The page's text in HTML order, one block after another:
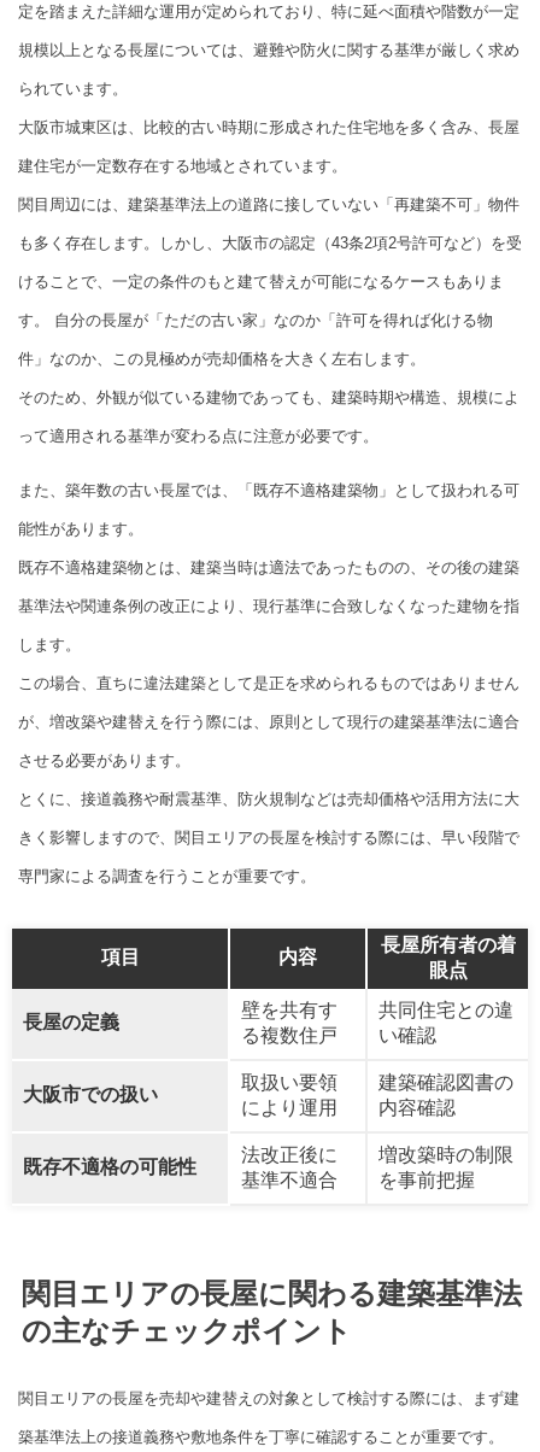
定を踏まえた詳細な運用が定められており、特に延べ面積や階数が一定
規模以上となる長屋については、避難や防火に関する基準が厳しく求め
られています。
大阪市城東区は、比較的古い時期に形成された住宅地を多く含み、長屋
建住宅が一定数存在する地域とされています。
関目周辺には、建築基準法上の道路に接していない「再建築不可」物件
も多く存在します。しかし、大阪市の認定（43条2項2号許可など）を受
けることで、一定の条件のもと建て替えが可能になるケースもありま
す。 自分の長屋が「ただの古い家」なのか「許可を得れば化ける物
件」なのか、この見極めが売却価格を大きく左右します。
そのため、外観が似ている建物であっても、建築時期や構造、規模によ
って適用される基準が変わる点に注意が必要です。
また、築年数の古い長屋では、「既存不適格建築物」として扱われる可
能性があります。
既存不適格建築物とは、建築当時は適法であったものの、その後の建築
基準法や関連条例の改正により、現行基準に合致しなくなった建物を指
します。
この場合、直ちに違法建築として是正を求められるものではありません
が、増改築や建替えを行う際には、原則として現行の建築基準法に適合
させる必要があります。
とくに、接道義務や耐震基準、防火規制などは売却価格や活用方法に大
きく影響しますので、関目エリアの長屋を検討する際には、早い段階で
専門家による調査を行うことが重要です。
項目 内容
長屋所有者の着
眼点
長屋の定義
壁を共有す
る複数住戸
共同住宅との違
い確認
大阪市での扱い
取扱い要領
により運用
建築確認図書の
内容確認
既存不適格の可能性
法改正後に
基準不適合
増改築時の制限
を事前把握
関目エリアの長屋に関わる建築基準法
の主なチェックポイント
関目エリアの長屋を売却や建替えの対象として検討する際には、まず建
築基準法上の接道義務や敷地条件を丁寧に確認することが重要です。